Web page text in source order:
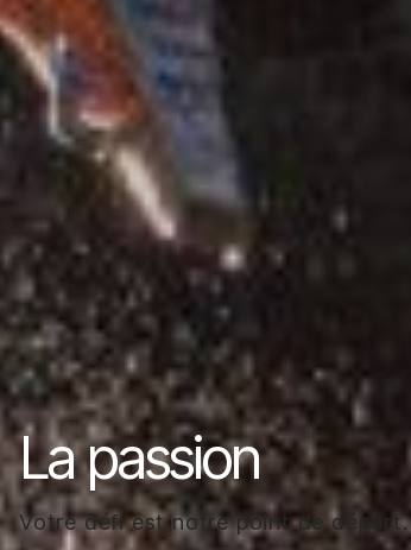
La passion
Votre défi est notre point de départ.